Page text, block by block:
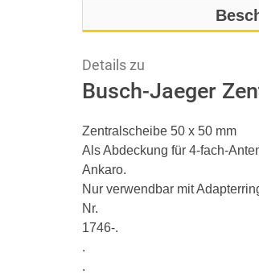
Details zu
Busch-Jaeger
Zentralscheibe 50 x 50 mm
Als Abdeckung für 4-fach-
Ankaro.
Nur verwendbar mit
Nr.
1746-.
.
.